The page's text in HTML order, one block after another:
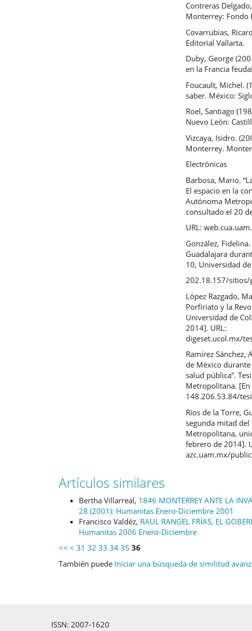
Contreras
Monterrey: Fondo
Covarrubias,
Editorial Vallarta.
Duby, George
en la Francia
Foucault, Michel.
saber. México:
Roel, Santiago
Nuevo León:
Vizcaya, Isidro.
Monterrey.
Electrónicas
Barbosa, Mario.
El espacio en la
Autónoma
consultado el 20
URL:
González,
Guadalajara
10, Universidad
202.18.157/sitios/
López Razgado,
Porfiriato y la
Universidad de
2014]. URL:
digeset.ucol.mx/
Ramírez Sánchez,
de México
salud pública”.
Metropolitana.
148.206.53.84/
Ríos de la Torre,
segunda mitad del
Metropolitana,
febrero de 2014].
azc.uam.mx/
Artículos similares
Bertha Villarreal, 1846 MONTERREY ANTE LA
28 (2001): Humanitas Enero-Diciembre 2001
Francisco Valdéz, RAUL RANGEL FRÍAS, EL
Humanitas 2006 Enero-Diciembre
<< < 31 32 33 34 35 36
También puede Iniciar una búsqueda de similitud
ISSN: 2007-1620